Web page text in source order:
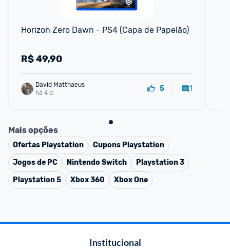
Horizon Zero Dawn - PS4 (Capa de Papelão)
R$49,90
há 4 d
5 1
Mais opções
Ofertas Playstation Cupons Playstation
Jogos de PC
Nintendo Switch
Playstation 3
Playstation 5
Xbox 360 Xbox One
Institucional